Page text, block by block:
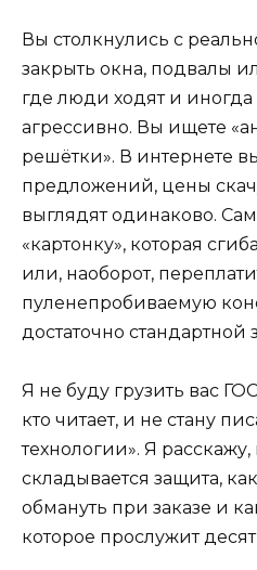
Вы столкнулись с
закрыть окна, подвалы
где люди ходят и иногда
агрессивно. Вы ищете
решётки». В интернете
предложений, цены
выглядят одинаково.
«картонку», которая
или, наоборот,
пуленепробиваемую
достаточно стандартной
Я не буду грузить вас
кто читает, и не стану
технологии». Я
складывается защита,
обмануть при заказе и
которое прослужит